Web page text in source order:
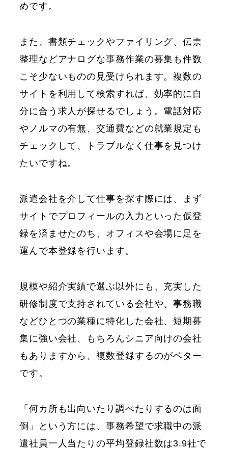
めです。
また、書類チェックやファイリング、伝票
整理などアナログな事務作業の募集も件数
こそ少ないものの見受けられます。複数の
サイトを利用して検索すれば、効率的に自
分に合う求人が探せるでしょう。電話対応
やノルマの有無、交通費などの就業規定も
チェックして、トラブルなく仕事を見つけ
たいですね。
派遣会社を介して仕事を探す際には、まず
サイトでプロフィールの入力といった仮登
録を済ませたのち、オフィスや会場に足を
運んで本登録を行います。
規模や紹介実績で選ぶ以外にも、充実した
研修制度で支持されている会社や、事務職
などひとつの業種に特化した会社、短期募
集に強い会社、もちろんシニア向けの会社
もありますから、複数登録するのがベター
です。
「何カ所も出向いたり調べたりするのは面
倒」という方には、事務希望で求職中の派
遣社員一人当たりの平均登録社数は3.9社で